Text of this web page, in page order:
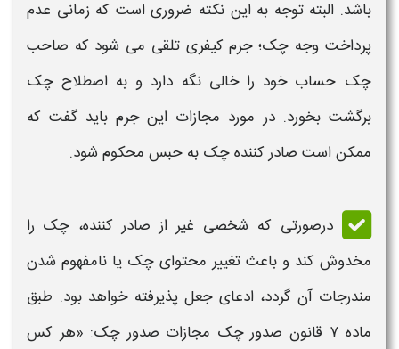
باشد. البته توجه به این نکته ضروری است که زمانی عدم
پرداخت وجه چک؛ جرم کیفری تلقی می شود که صاحب
چک حساب خود را خالی نگه دارد و به اصطلاح چک
برگشت بخورد. در مورد مجازات این جرم باید گفت که
ممکن است صادر کنندهچک به حبس محکوم شود.
درصورتی که شخصی غیر از صادر کننده، چک را
مخدوش کند و باعث تغییر محتوای چک یا نامفهوم شدن
مندرجات آن گردد، ادعای جعل پذیرفته خواهد بود. طبق
ماده ۷
قانون صدور چک مجازات صدور چک: «هر کس